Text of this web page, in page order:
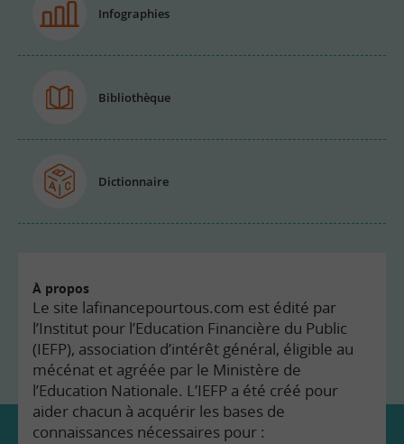
Infographies
Bibliothèque
Dictionnaire
À propos
Le site lafinancepourtous.com est édité par
l’Institut pour l’Education Financière du Public
(IEFP), association d’intérêt général, éligible au
mécénat et agréée par le Ministère de
l’Education Nationale. L’IEFP a été créé pour
aider chacun à acquérir les bases de
connaissances nécessaires pour :